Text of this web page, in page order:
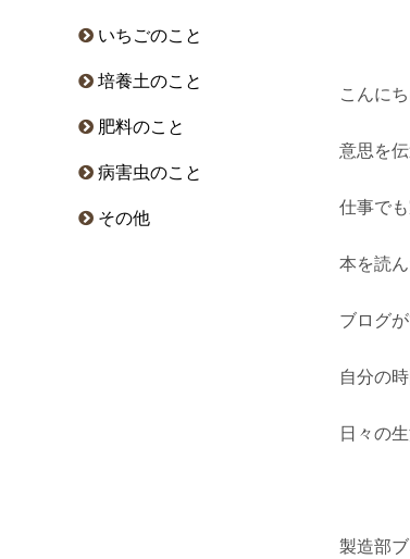
こんに
意思を
仕事で
本を読
ブログ
自分の
日々の
製造部
いちごのこと
培養土のこと
肥料のこと
病害虫のこと
その他